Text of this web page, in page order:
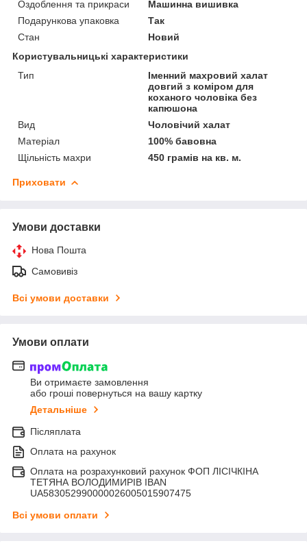
Оздоблення та прикраси
Машинна вишивка
Подарункова упаковка
Так
Стан
Новий
Користувальницькі характеристики
Тип
Іменний махровий халат
довгий з коміром для
коханого чоловіка без
капюшона
Вид
Чоловічий халат
Матеріал
100% бавовна
Щільність махри
450 грамів на кв. м.
Приховати
Умови доставки
Нова Пошта
Самовивіз
Всі умови доставки
Умови оплати
Ви отримаєте замовлення
або гроші повернуться на вашу картку
Детальніше
Післяплата
Оплата на рахунок
Оплата на розрахунковий рахунок ФОП ЛІСІЧКІНА
ТЕТЯНА ВОЛОДИМИРІВ IBAN
UA583052990000026005015907475
Всі умови оплати